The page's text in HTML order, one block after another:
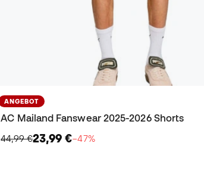
ANGEBOT
AC Mailand Fanswear 2025-2026 Shorts
44,99 €23,99 €−47%